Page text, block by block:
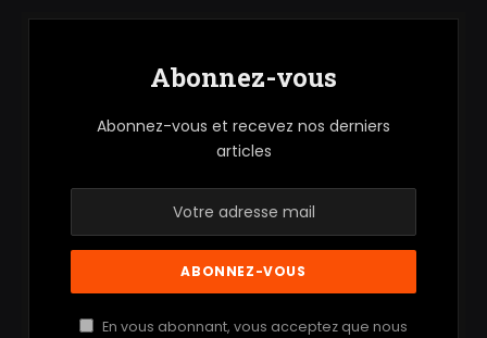
Abonnez-vous
Abonnez-vous et recevez nos derniers
articles
En vous abonnant, vous acceptez que nous